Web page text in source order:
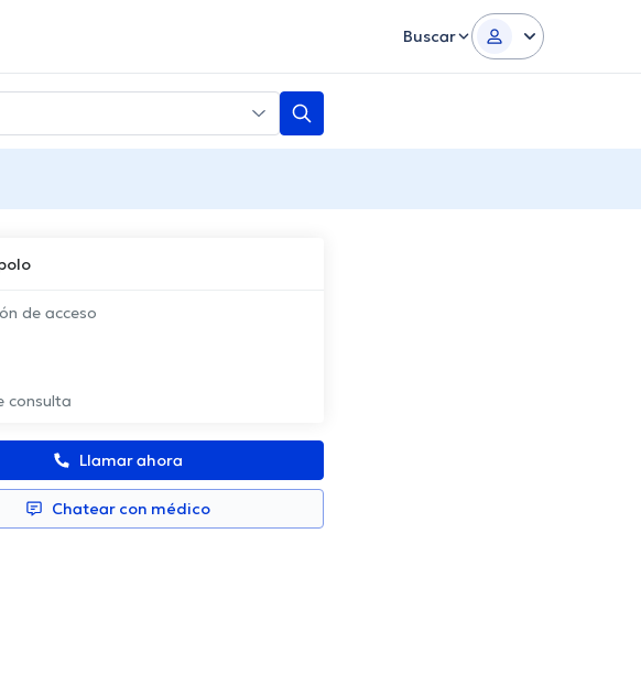
Buscar
de acceso
consulta
Llamar ahora
Chatear con médico